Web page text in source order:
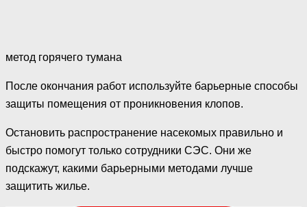
метод горячего тумана
После окончания работ используйте барьерные способы
защиты помещения от проникновения клопов.
Остановить распространение насекомых правильно и
быстро помогут только сотрудники СЭС. Они же
подскажут, какими барьерными методами лучше
защитить жилье.